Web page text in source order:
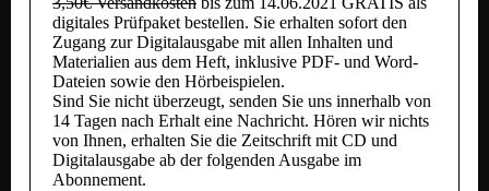
digitales Prüfpaket bestellen. Sie erhalten sofort den
Zugang zur Digitalausgabe mit allen Inhalten und
Materialien aus dem Heft, inklusive PDF- und Word-
Dateien sowie den Hörbeispielen.
Sind Sie nicht überzeugt, senden Sie uns innerhalb von
14 Tagen nach Erhalt eine Nachricht. Hören wir nichts
von Ihnen, erhalten Sie die Zeitschrift mit CD und
Digitalausgabe ab der folgenden Ausgabe im
Abonnement.